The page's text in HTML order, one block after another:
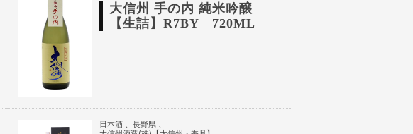
大信州 手の内 純米吟醸
【生詰】R7BY 720ML
日本酒
長野県